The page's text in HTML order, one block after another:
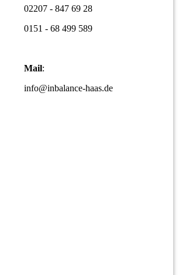
02207 - 847 69 28
0151 - 68 499 589
Mail:
info@inbalance-haas.de